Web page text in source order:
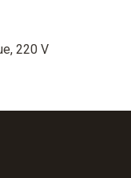
220 V